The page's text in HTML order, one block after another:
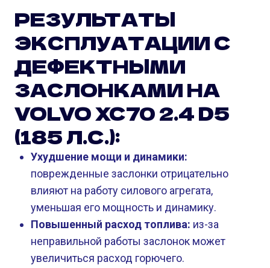
РЕЗУЛЬТАТЫ
ЭКСПЛУАТАЦИИ С
ДЕФЕКТНЫМИ
ЗАСЛОНКАМИ НА
VOLVO XC70 2.4 D5
(185 Л.С.):
Ухудшение мощи и динамики:
поврежденные заслонки отрицательно
влияют на работу силового агрегата,
уменьшая его мощность и динамику.
Повышенный расход топлива: из-за
неправильной работы заслонок может
увеличиться расход горючего.